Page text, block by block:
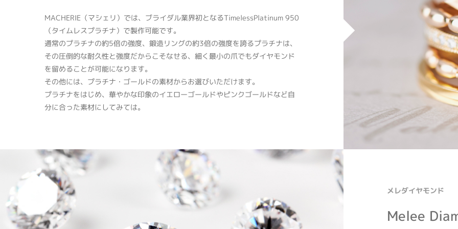
MACHERIE（マシェリ）では、ブライダル業界初となるTimelessPlatinum 950
（タイムレスプラチナ）で製作可能です。
通常のプラチナの約5倍の強度、鍛造リングの約3倍の強度を誇るプラチナは、
その圧倒的な耐久性と強度だからこそなせる、細く最小の爪でもダイヤモンド
を留めることが可能になります。
その他には、プラチナ・ゴールドの素材からお選びいただけます。
プラチナをはじめ、華やかな印象のイエローゴールドやピンクゴールドなど自
分に合った素材にしてみては。
メレダイヤモンド
Melee